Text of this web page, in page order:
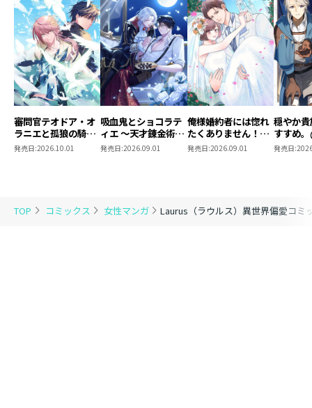
TOP コミックス 女性マンガ Laurus（ラウルス）異世界偏愛コミ
審問官テオドア・オ
ラニエと孤狼の騎士
@COMIC 第2巻
発売日:2026.10.01
吸血鬼とショコラテ
ィエ ～天才錬金術師
の甘美な探究～
発売日:2026.09.01
俺様婚約者には惚れ
たくありません！
@COMIC 第2巻
発売日:2026.09.01
穏やか
すすめ
第15巻
発売日: